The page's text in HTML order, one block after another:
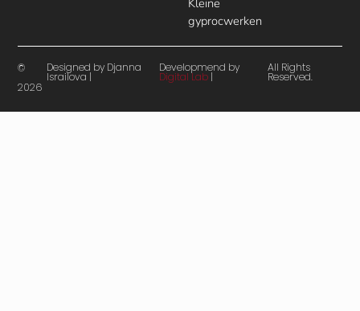
gyprocwerken
©
2026
Designed by Djanna
Israilova |
Developmend by
Digital Lab |
All Rights
Reserved.